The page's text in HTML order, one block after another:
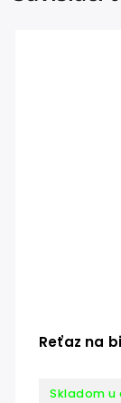
Reťaz na
Skladom